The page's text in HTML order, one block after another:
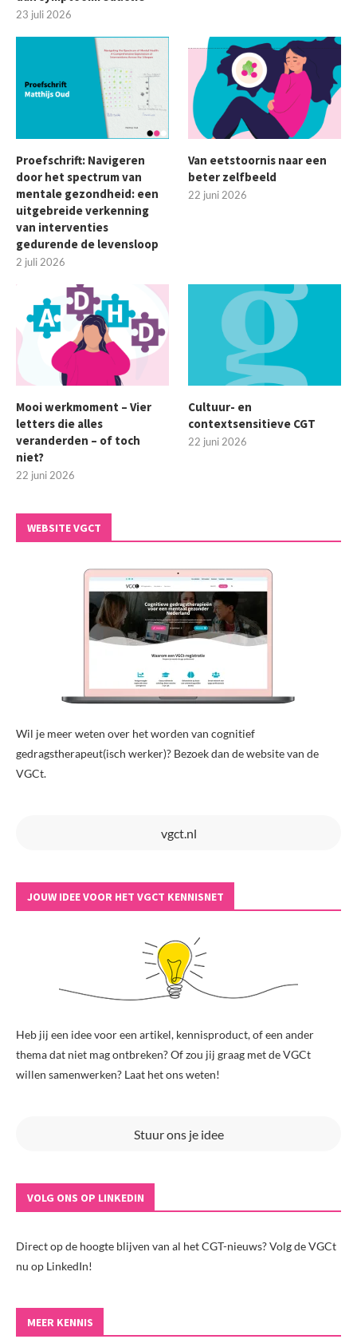
23 juli 2026
Proefschrift: Navigeren
door het spectrum van
mentale gezondheid: een
uitgebreide verkenning
van interventies
gedurende de levensloop
2 juli 2026
Van eetstoornis naar een
beter zelfbeeld
22 juni 2026
Mooi werkmoment – Vier
letters die alles
veranderden – of toch
niet?
22 juni 2026
Cultuur- en
contextsensitieve CGT
22 juni 2026
WEBSITE VGCT
Wil je meer weten over het worden van cognitief
gedragstherapeut(isch werker)? Bezoek dan de website van de
VGCt.
vgct.nl
JOUW IDEE VOOR HET VGCT KENNISNET
Heb jij een idee voor een artikel, kennisproduct, of een ander
thema dat niet mag ontbreken? Of zou jij graag met de VGCt
willen samenwerken? Laat het ons weten!
Stuur ons je idee
VOLG ONS OP LINKEDIN
Direct op de hoogte blijven van al het CGT-nieuws? Volg de VGCt
nu op LinkedIn!
MEER KENNIS